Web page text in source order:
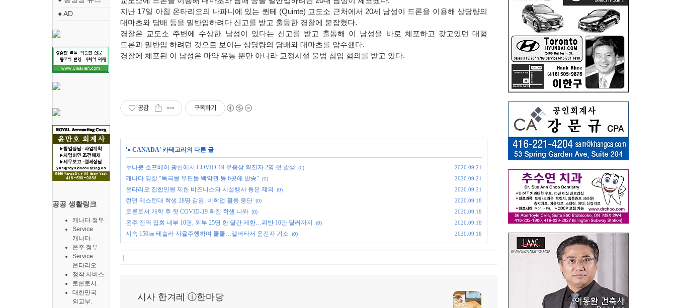
● AD
공공 생활링크
캐나다 정부.
Service
캐나다.
온주 정부.
Service
온타리오.
정착 서비스.
토론토시.
대한민국
외교부.
지난 17일 아침 온타리오의 나파니에 있는 퀸테 (Quinte) 교도소 근처에서 20세 남성이 드론을 이용해 상당량의
대마초와 담배 등을 밀반입하려다 신고를 받고 출동한 경찰에 붙잡혔다.
경찰은 교도소 주변에 수상한 남성이 있다는 신고를 받고 출동해 이 남성을 바로 체포하고 갖고있던 대형
드론과 밀반입 하려던 것으로 보이는 상당량의 담배와 대마초를 압수했다.
경찰에 체포된 이 남성은 마약 유통 뿐만 아니라 교정시설 불법 침입 혐의를 받고 있다.
공감 구독하기
'● CANADA' 카테고리의 다른 글
누나붓 호프베이 광산에서 COVID-19 무증상 확진자 2명 첫 발생 (0) 2020.09.21
캐나다 경찰 "독극물 우편물 백악관 등 6곳에 발송" (0) 2020.09.21
온타리오 집합인원 제한 비즈니스와 시설행사 등은 제외 (0) 2020.09.21
런던 웨스턴대 학생 28명 감염, 비학업 활동 중단 (0) 2020.09.18
토론토서 개학 후 첫 COVID-19 확진 학생 나와 (0) 2020.09.18
온주 전역 집회 내부 10명, 외부 25명 한 달간 제한…위반 10만 달러까지 (0) 2020.09.18
시속 150㎞ 테슬라 자율주행하며 쿨쿨…앨버타서 운전자 기소 (0) 2020.09.18
시사 한겨레 ⓘ한마당